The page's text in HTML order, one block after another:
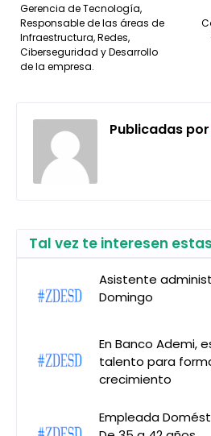
Gerencia de Tecnología,
Responsable de las áreas de
Infraestructura, Redes,
Ciberseguridad y Desarrollo
de la empresa.
Publicadas por
Tal vez te interesen
Asistente
Domingo
En Banco Ademi,
talento para
crecimiento
Empleada